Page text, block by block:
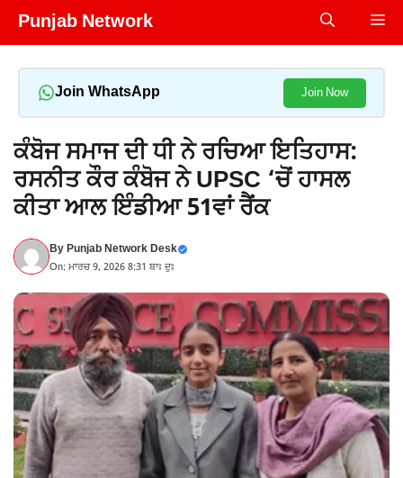
Skip
Punjab Network
Join WhatsApp Join Now
ਕੰਬੋਜ ਸਮਾਜ ਦੀ ਧੀ ਨੇ ਰਚਿਆ ਇਤਿਹਾਸ:
ਰਸਨੀਤ ਕੌਰ ਕੰਬੋਜ ਨੇ UPSC ‘ਚੋਂ ਹਾਸਲ
ਕੀਤਾ ਆਲ ਇੰਡੀਆ 51ਵਾਂ ਰੈਂਕ
ByPunjab Network Desk
On: ਮਾਰਚ 9, 2026 8:31 ਬਾਃ ਦੁਃ